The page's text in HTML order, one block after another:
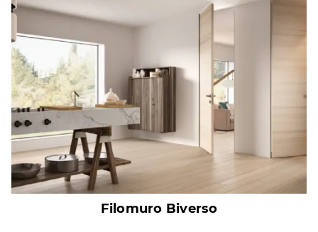
Filomuro Biverso